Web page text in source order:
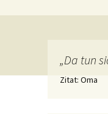
„Da tun
Zitat: Oma